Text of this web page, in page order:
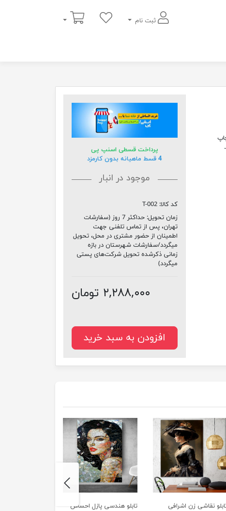
ثبت نام
سبد خرید
پرداخت قسطی اسنپ پی
4 قسط ماهیانه بدون کارمزد
موجود در انبار
کد کالا: T-002
زمان تحویل:
حداکثر 7 روز (سفارشات
تهران، پس از تماس تلفنی جهت
اطمینان از حضور مشتری در محل، تحویل
میگردد/سفارشات شهرستان در بازه
زمانی ذکرشده تحویل شرکت‌های پستی
میگردد)
۲,۲۸۸,۰۰۰ تومان
افزودن به سبد خرید
نقاشی زن اشرافی تابلو هندسی پازل احساس
next